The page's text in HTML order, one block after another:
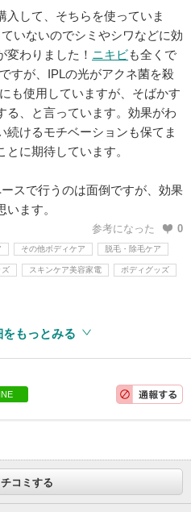
入して、そちらを使っていま
いないのでシミやシワなどに効
変わりました！ ニキビも全くで
すが、IPLの光がアクネ菌を殺
も使用していますが、そばかす
る、と言っています。効果がわ
けるモチベーションも保てま
に期待しています。
スで行うのは面倒ですが、効果
ます。
参考になった 0
その他ボディケア 脱毛・除毛ケア
ズ スキンケア美容家電 ボディグッズ
もっとみる
コミする